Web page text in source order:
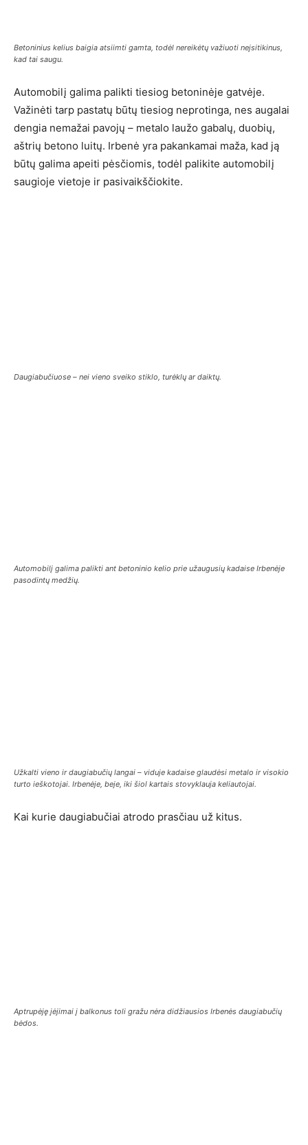
Betoninius kelius baigia atsiimti gamta, todėl nereikėtų važiuoti neįsitikinus,
kad tai saugu.
Automobilį galima palikti tiesiog betoninėje gatvėje.
Važinėti tarp pastatų būtų tiesiog neprotinga, nes augalai
dengia nemažai pavojų – metalo laužo gabalų, duobių,
aštrių betono luitų. Irbenė yra pakankamai maža, kad ją
būtų galima apeiti pėsčiomis, todėl palikite automobilį
saugioje vietoje ir pasivaikščiokite.
Daugiabučiuose – nei vieno sveiko stiklo, turėklų ar daiktų.
Automobilį galima palikti ant betoninio kelio prie užaugusių kadaise Irbenėje
pasodintų medžių.
Užkalti vieno ir daugiabučių langai – viduje kadaise glaudėsi metalo ir visokio
turto ieškotojai. Irbenėje, beje, iki šiol kartais stovyklauja keliautojai.
Kai kurie daugiabučiai atrodo prasčiau už kitus.
Aptrupėję įėjimai į balkonus toli gražu nėra didžiausios Irbenės daugiabučių
bėdos.